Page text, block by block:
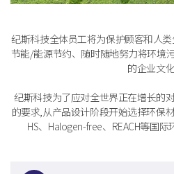
纪斯科技全体员工将为保护顾客和人
节能/能源节约、随时随地努力将环境
的企业文化
纪斯科技为了应对全世界正在增长的
的要求,从产品设计阶段开始选择环保
HS、Halogen-free、REACH等国际